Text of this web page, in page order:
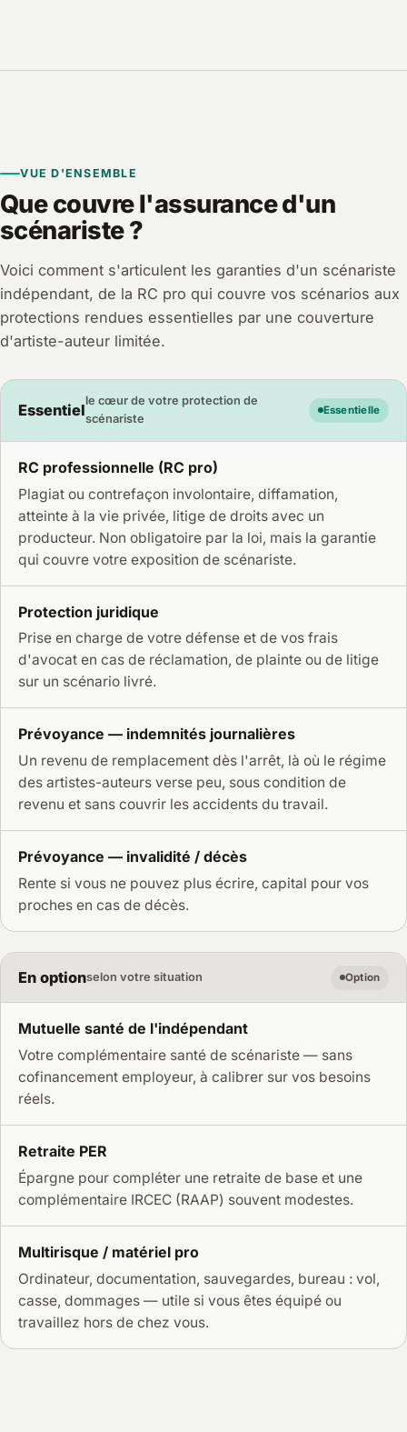
VUE D'ENSEMBLE
Que couvre l'assurance d'un
scénariste ?
Voici comment s'articulent les garanties d'un scénariste
indépendant, de la RC pro qui couvre vos scénarios aux
protections rendues essentielles par une couverture
d'artiste-auteur limitée.
Essentiel
le cœur de votre protection de
scénariste
Essentielle
RC professionnelle (RC pro)
Plagiat ou contrefaçon involontaire, diffamation,
atteinte à la vie privée, litige de droits avec un
producteur. Non obligatoire par la loi, mais la garantie
qui couvre votre exposition de scénariste.
Protection juridique
Prise en charge de votre défense et de vos frais
d'avocat en cas de réclamation, de plainte ou de litige
sur un scénario livré.
Prévoyance — indemnités journalières
Un revenu de remplacement dès l'arrêt, là où le régime
des artistes-auteurs verse peu, sous condition de
revenu et sans couvrir les accidents du travail.
Prévoyance — invalidité / décès
Rente si vous ne pouvez plus écrire, capital pour vos
proches en cas de décès.
En optionselon votre situation Option
Mutuelle santé de l'indépendant
Votre complémentaire santé de scénariste — sans
cofinancement employeur, à calibrer sur vos besoins
réels.
Retraite PER
Épargne pour compléter une retraite de base et une
complémentaire IRCEC (RAAP) souvent modestes.
Multirisque / matériel pro
Ordinateur, documentation, sauvegardes, bureau : vol,
casse, dommages — utile si vous êtes équipé ou
travaillez hors de chez vous.